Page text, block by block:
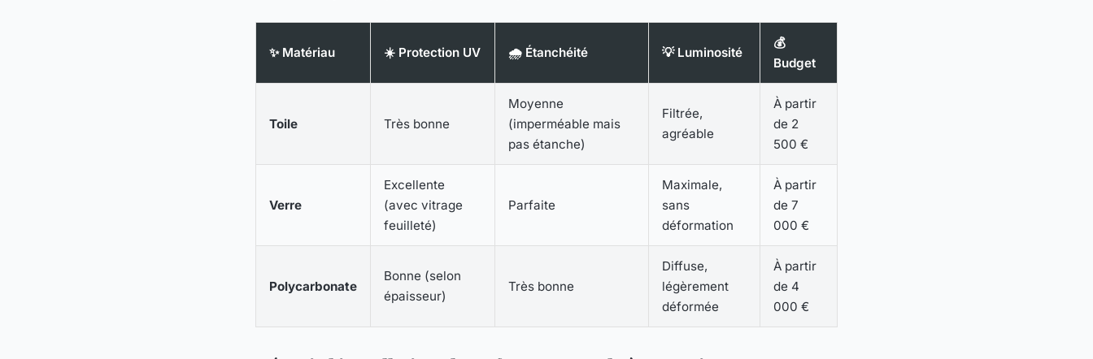
✨ Matériau ☀️ Protection UV 🌧️ Étanchéité 💡 Luminosité
💰
Budget
Toile Très bonne
Moyenne
(imperméable mais
pas étanche)
Filtrée,
agréable
À partir
de 2
500 €
Verre
Excellente
(avec vitrage
feuilleté)
Parfaite
Maximale,
sans
déformation
À partir
de 7
000 €
Polycarbonate
Bonne (selon
épaisseur)
Très bonne
Diffuse,
légèrement
déformée
À partir
de 4
000 €